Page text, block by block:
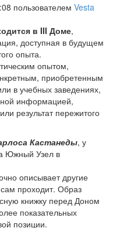
пользователем Vesta
в III Доме,
доступная в будущем
опыта.
опытом,
приобретенным
в учебных заведениях,
информацией,
результат пережитого
Кастанеды, у
Южный Узел в
описывает другие
проходит. Образ
книжку перед Доном
показательных
позиции.